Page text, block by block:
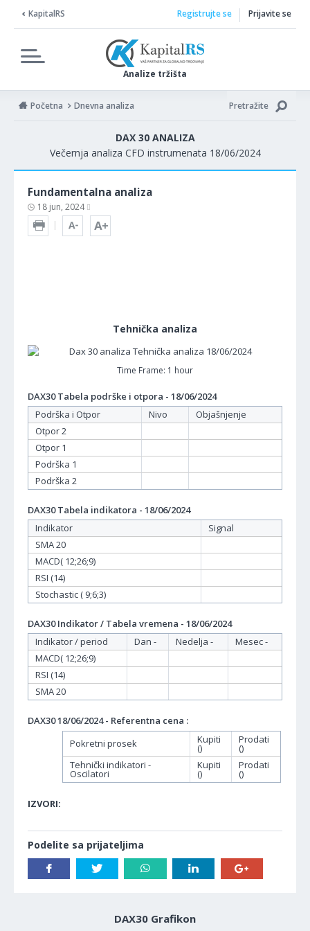
KapitalRS
Analize tržišta
Registrujte se Prijavite se
Početna Dnevna analiza Pretražite
DAX 30 ANALIZA
Večernja analiza CFD instrumenata 18/06/2024
Fundamentalna analiza
18 jun, 2024
Tehnička analiza
Time Frame: 1 hour
DAX30 Tabela podrške i otpora - 18/06/2024
Podrška i Otpor
Nivo
Objašnjenje
Otpor 2
Otpor 1
Podrška 1
Podrška 2
DAX30 Tabela indikatora - 18/06/2024
Indikator
Signal
SMA 20
MACD( 12;26;9)
RSI (14)
Stochastic ( 9;6;3)
DAX30 Indikator / Tabela vremena - 18/06/2024
Indikator / period
Dan - Nedelja -
Mesec -
MACD( 12;26;9)
RSI (14)
SMA 20
DAX30 18/06/2024 - Referentna cena :
Pokretni prosek
Kupiti
()
Prodati
()
Tehnički indikatori -
Oscilatori
Kupiti
()
Prodati
()
IZVORI:
Podelite sa prijateljima
DAX30 Grafikon